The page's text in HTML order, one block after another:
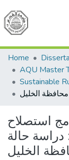
Home
استصلاح
دراسة حالة
الخليل